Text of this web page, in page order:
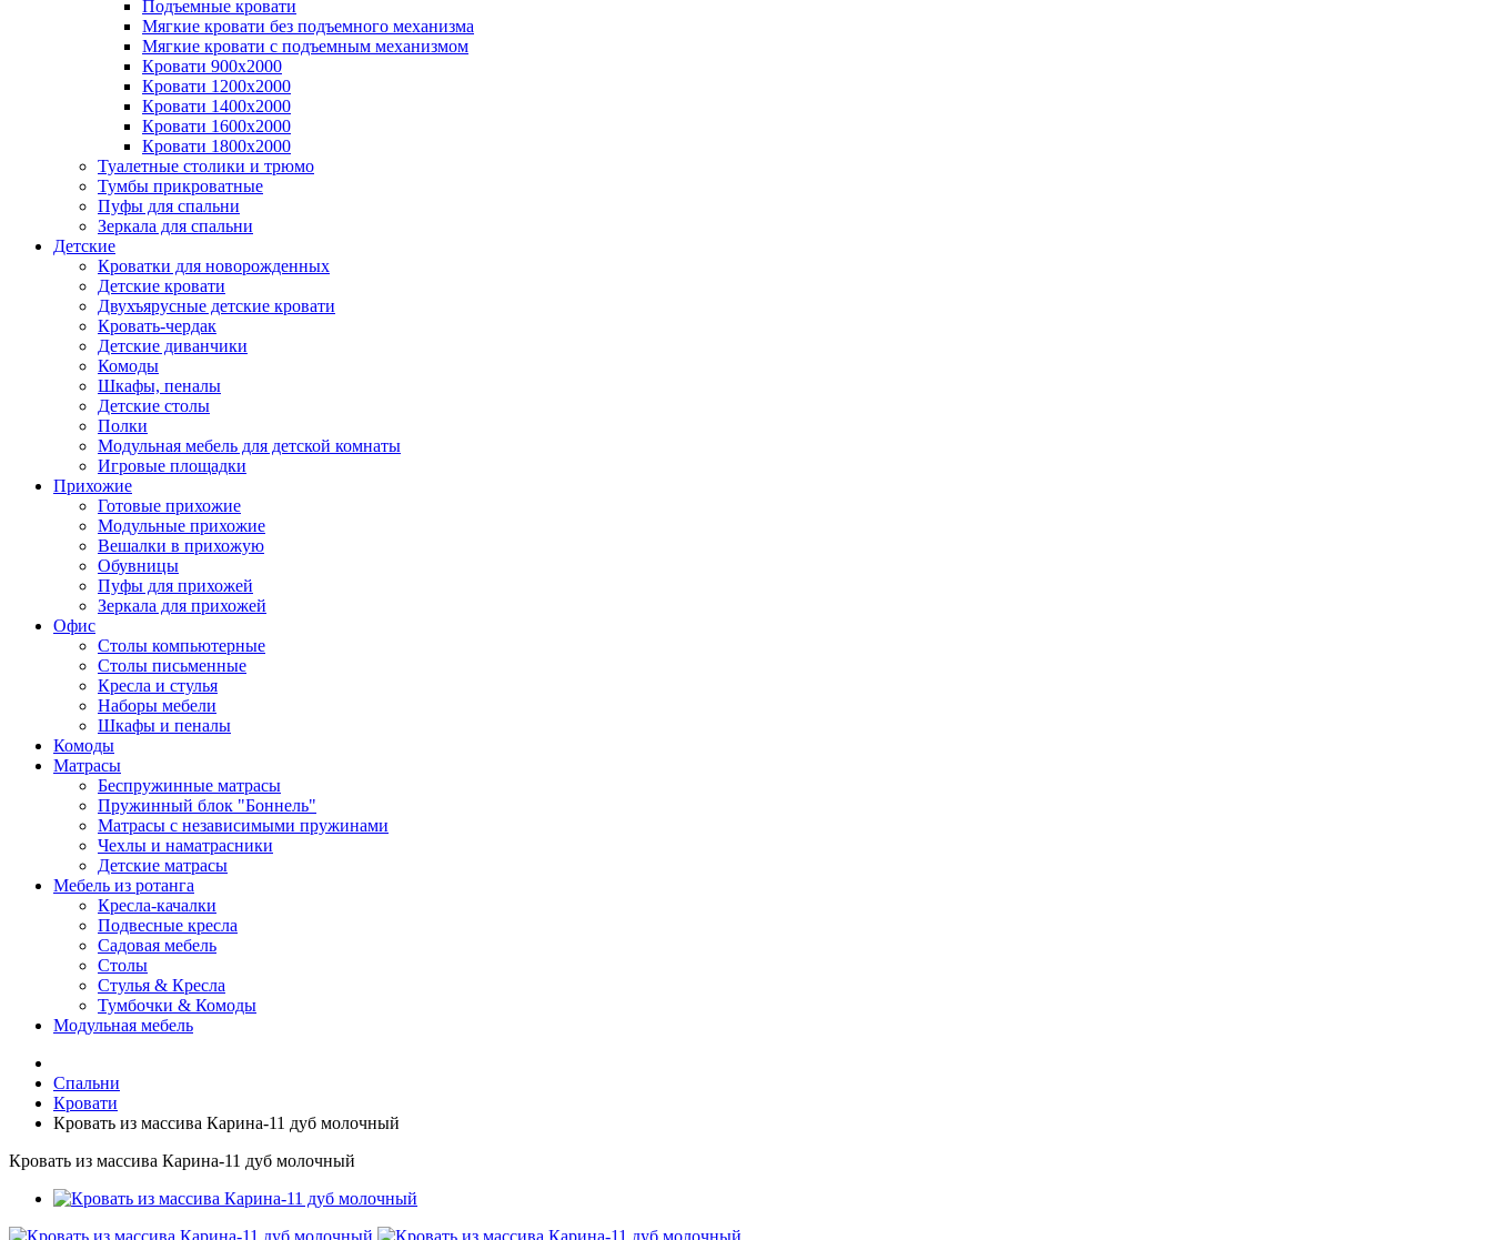
Подъемные кровати
Мягкие кровати без подъемного механизма
Мягкие кровати с подъемным механизмом
Кровати 900х2000
Кровати 1200х2000
Кровати 1400х2000
Кровати 1600х2000
Кровати 1800х2000
Туалетные столики и трюмо
Тумбы прикроватные
Пуфы для спальни
Зеркала для спальни
Детские
Кроватки для новорожденных
Детские кровати
Двухъярусные детские кровати
Кровать-чердак
Детские диванчики
Комоды
Шкафы, пеналы
Детские столы
Полки
Модульная мебель для детской комнаты
Игровые площадки
Прихожие
Готовые прихожие
Модульные прихожие
Вешалки в прихожую
Обувницы
Пуфы для прихожей
Зеркала для прихожей
Офис
Столы компьютерные
Столы письменные
Кресла и стулья
Наборы мебели
Шкафы и пеналы
Комоды
Матрасы
Беспружинные матрасы
Пружинный блок "Боннель"
Матрасы с независимыми пружинами
Чехлы и наматрасники
Детские матрасы
Мебель из ротанга
Кресла-качалки
Подвесные кресла
Садовая мебель
Столы
Стулья & Кресла
Тумбочки & Комоды
Модульная мебель
Спальни
Кровати
Кровать из массива Карина-11 дуб молочный
Кровать из массива Карина-11 дуб молочный